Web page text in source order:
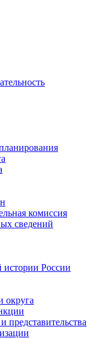
комиссия
сведений
России
округа
представительства